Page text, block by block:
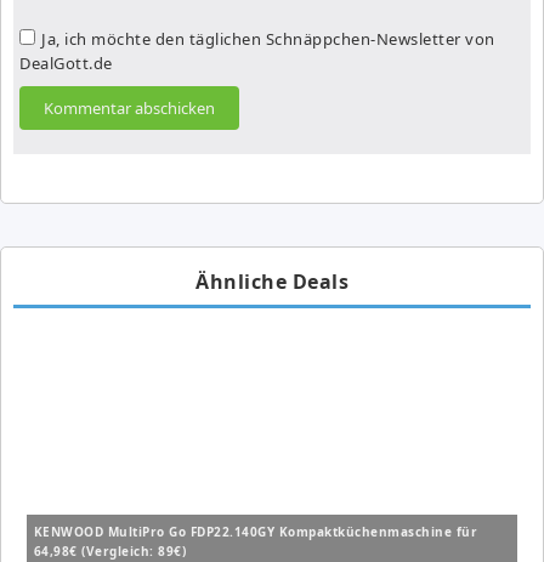
Ja, ich möchte den täglichen Schnäppchen-Newsletter von
DealGott.de
Ähnliche Deals
KENWOOD MultiPro Go FDP22.140GY Kompaktküchenmaschine für
64,98€ (Vergleich: 89€)